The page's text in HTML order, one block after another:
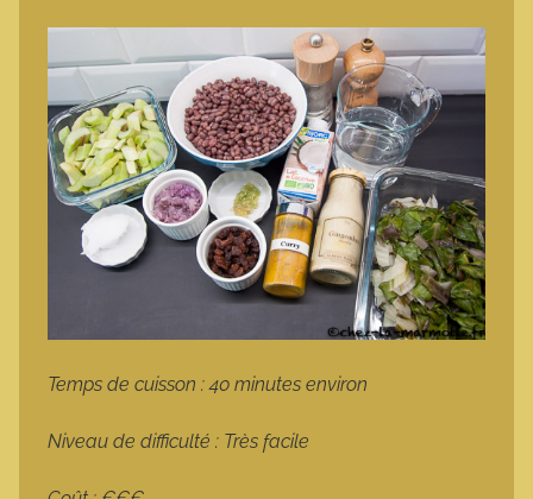
Temps de cuisson : 40 minutes environ
Niveau de difficulté : Très facile